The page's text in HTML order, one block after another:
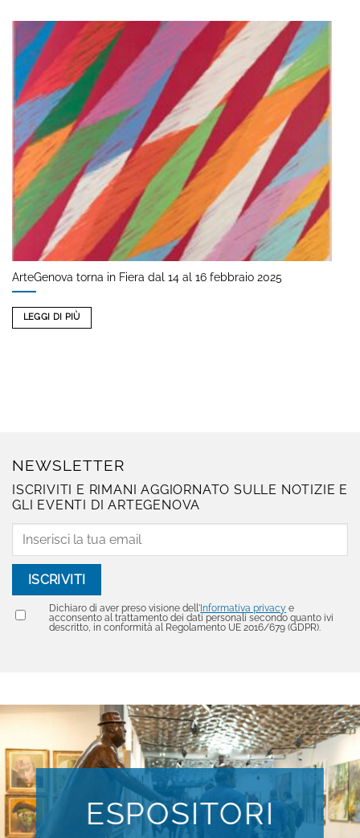
ArteGenova torna in Fiera dal 14 al 16 febbraio 2025
LEGGI DI PIÙ
NEWSLETTER
ISCRIVITI E RIMANI AGGIORNATO SULLE NOTIZIE E
GLI EVENTI DI ARTEGENOVA
Dichiaro di aver preso visione dell'Informativa privacy e
acconsento al trattamento dei dati personali secondo quanto ivi
descritto, in conformità al Regolamento UE 2016/679 (GDPR).
ESPOSITORI